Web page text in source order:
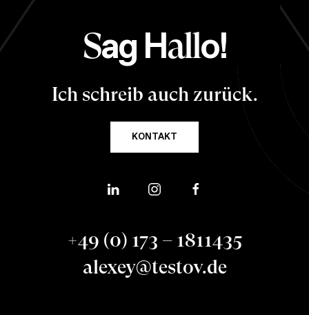
Sag Hallo!
Ich schreib auch zurück.
KONTAKT
+49 (0) 173 – 1811435
alexey@testov.de